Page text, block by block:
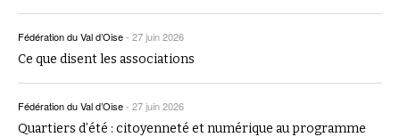
Fédération du Val d’Oise- 27 juin 2026
Ce que disent les associations
Fédération du Val d’Oise- 27 juin 2026
Quartiers d’été : citoyenneté et numérique au programme